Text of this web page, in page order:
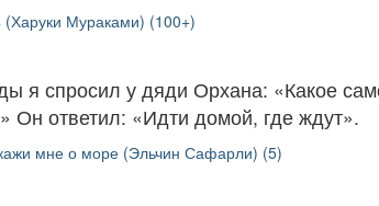
(Харуки Мураками) (100+)
я спросил у дяди Орхана: «Какое
Он ответил: «Идти домой, где ждут».
мне о море (Эльчин Сафарли) (5)